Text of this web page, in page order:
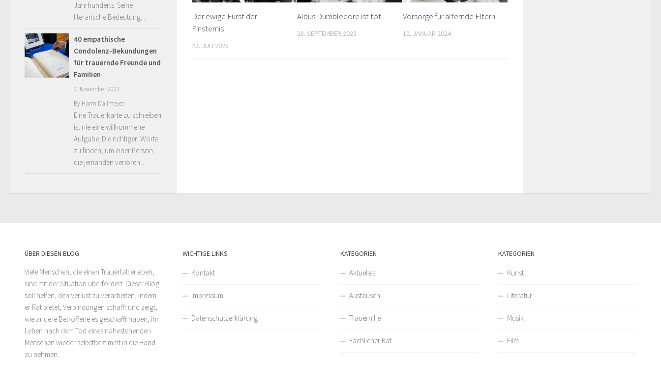
Der ewige Fürst der
Finsternis
22. JULI 2025
Albus Dumbledore ist tot
28. SEPTEMBER 2023
Vorsorge für alternde Eltern
12. JANUAR 2024
Jahrhunderts. Seine
literarische Bedeutung...
40 empathische
Condolenz-Bekundungen
für trauernde Freunde und
Familien
9. November 2023
By Harm Dallmeyer
Eine Trauerkarte zu schreiben
ist nie eine willkommene
Aufgabe. Die richtigen Worte
zu finden, um einer Person,
die jemanden verloren...
ÜBER DIESEN BLOG
Viele Menschen, die einen Trauerfall erleben,
sind mit der Situation überfordert. Dieser Blog
soll helfen, den Verlust zu verarbeiten, indem
er Rat bietet, Verbindungen schafft und zeigt,
wie andere Betroffene es geschafft haben, ihr
Leben nach dem Tod eines nahestehenden
Menschen wieder selbstbestimmt in die Hand
zu nehmen.
WICHTIGE LINKS
Kontakt
Impressum
Datenschutzerklärung
KATEGORIEN
Aktuelles
Austausch
Trauerhilfe
Fachlicher Rat
KATEGORIEN
Kunst
Literatur
Musik
Film